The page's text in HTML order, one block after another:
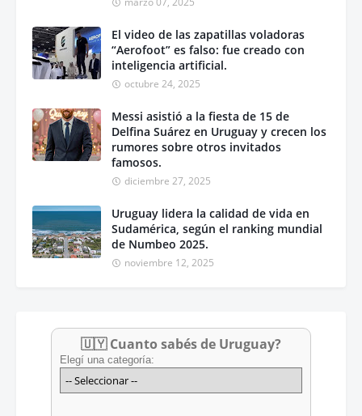
El video de las zapatillas voladoras
“Aerofoot” es falso: fue creado con
inteligencia artificial.
octubre 24, 2025
Messi asistió a la fiesta de 15 de
Delfina Suárez en Uruguay y crecen los
rumores sobre otros invitados
famosos.
diciembre 27, 2025
Uruguay lidera la calidad de vida en
Sudamérica, según el ranking mundial
de Numbeo 2025.
noviembre 12, 2025
🇺🇾 Cuanto sabés de Uruguay?
Elegí una categoría: